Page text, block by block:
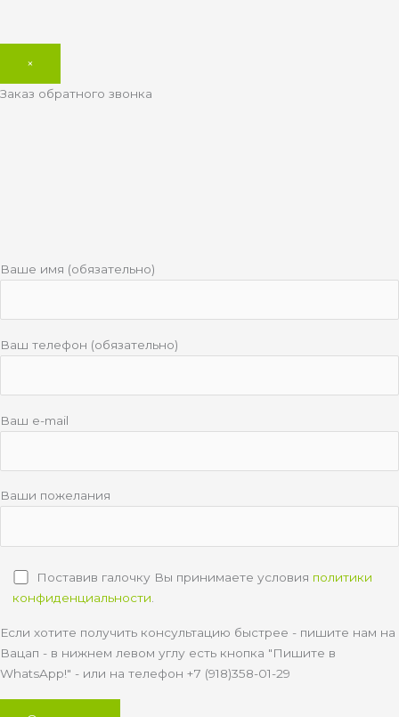
×
Заказ обратного звонка
Ваше имя (обязательно)
Ваш телефон (обязательно)
Ваш e-mail
Ваши пожелания
Поставив галочку Вы принимаете условия политики
конфиденциальности
Если хотите получить консультацию быстрее - пишите нам на
Вацап - в нижнем левом углу есть кнопка "Пишите в
WhatsApp!" - или на телефон +7 (918)358-01-29